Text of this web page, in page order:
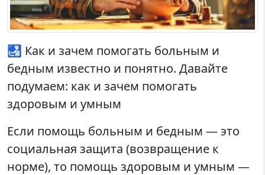
🛃 Как и зачем помогать больным и
бедным известно и понятно. Давайте
подумаем: как и зачем помогать
здоровым и умным
Если помощь больным и бедным — это
социальная защита (возвращение к
норме), то помощь здоровым и умным —